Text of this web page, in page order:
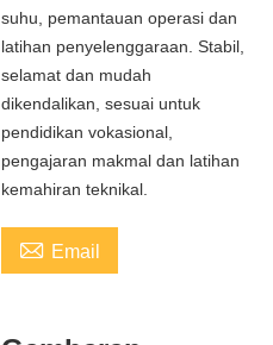
suhu, pemantauan operasi dan
latihan penyelenggaraan. Stabil,
selamat dan mudah
dikendalikan, sesuai untuk
pendidikan vokasional,
pengajaran makmal dan latihan
kemahiran teknikal.
 Email